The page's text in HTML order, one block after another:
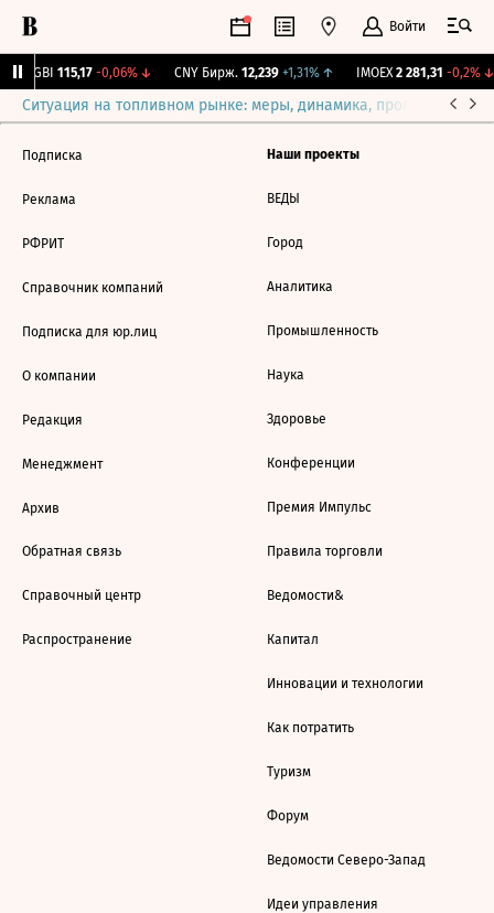
Войти
RGBI 115,17 -0,06%↓ CNY Бирж. 12,239 +1,31%↑ IMOEX 2 281,31 -0,2%↓
Ситуация на топливном рынке: меры, динамика, прогнозы
Подписка
Реклама
РФРИТ
Справочник компаний
Подписка для юр.лиц
О компании
Редакция
Менеджмент
Архив
Обратная связь
Справочный центр
Распространение
Наши проекты
ВЕДЫ
Город
Аналитика
Промышленность
Наука
Здоровье
Конференции
Премия Импульс
Правила торговли
Ведомости&
Капитал
Инновации и технологии
Как потратить
Туризм
Форум
Ведомости Северо-Запад
Идеи управления